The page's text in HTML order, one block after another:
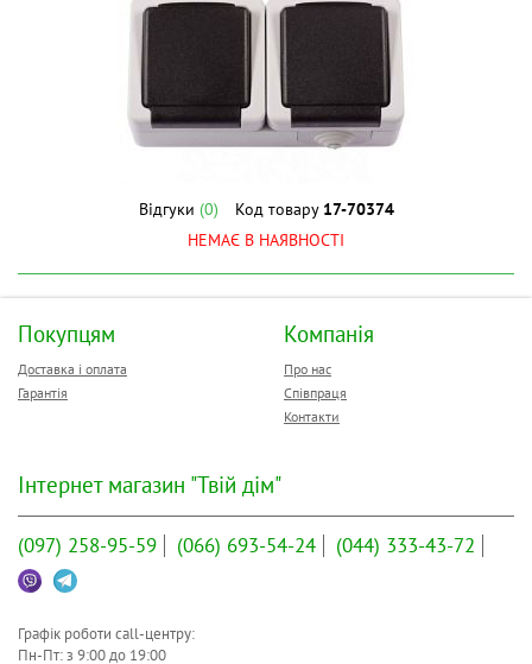
Відгуки (0) Код товару 17-70374
НЕМАЄ В НАЯВНОСТІ
Покупцям
Доставка і оплата
Гарантія
Компанія
Про нас
Співпраця
Контакти
Інтернет магазин "Твій дім"
(097) 258-95-59 (066) 693-54-24 (044) 333-43-72
Графік роботи call-центру:
Пн-Пт: з 9:00до 19:00